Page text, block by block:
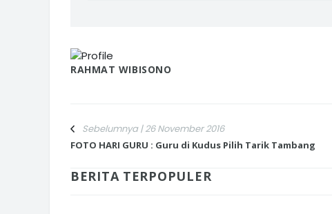
RAHMAT WIBISONO
Sebelumnya | 26 November 2016
FOTO HARI GURU : Guru di Kudus Pilih Tarik Tambang
BERITA TERPOPULER